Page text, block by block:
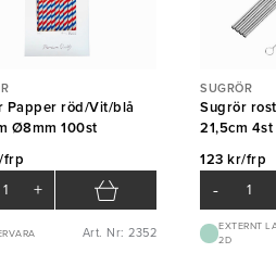
Papper röd/Vit/blå
Ø8mm 100st
frp
+
Art. Nr: 2352
SUGRÖR
Sugrör
21,5cm
123 kr/frp
-
EXTERNT
2D